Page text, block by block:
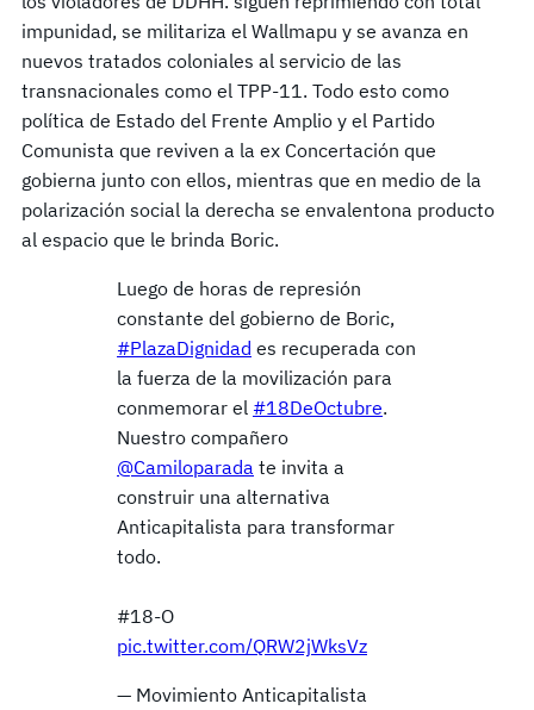
impunidad, se militariza el Wallmapu y se avanza en
nuevos tratados coloniales al servicio de las
transnacionales como el TPP-11. Todo esto como
política de Estado del Frente Amplio y el Partido
Comunista que reviven a la ex Concertación que
gobierna junto con ellos, mientras que en medio de la
polarización social la derecha se envalentona producto
al espacio que le brinda Boric.
Luego de horas de represión
constante del gobierno de Boric,
#PlazaDignidad es recuperada con
la fuerza de la movilización para
conmemorar el #18DeOctubre.
Nuestro compañero
@Camiloparada te invita a
construir una alternativa
Anticapitalista para transformar
todo.
#18-O
pic.twitter.com/QRW2jWksVz
— Movimiento Anticapitalista